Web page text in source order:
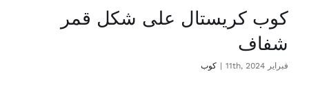
كوب كريستال على شكل قمر
شفاف
فبراير 11th, 2024 | كوب